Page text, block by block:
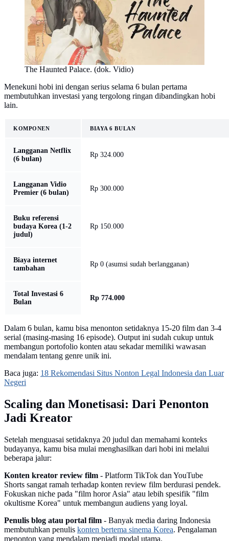
The Haunted Palace. (dok. Vidio)
Menekuni hobi ini dengan serius selama 6 bulan pertama
membutuhkan investasi yang tergolong ringan dibandingkan hobi
lain.
KOMPONEN BIAYA 6 BULAN
Langganan Netflix
(6 bulan)
Rp 324.000
Langganan Vidio
Premier (6 bulan)
Rp 300.000
Buku referensi
budaya Korea (1-2
judul)
Rp 150.000
Biaya internet
tambahan
Rp 0 (asumsi sudah berlangganan)
Total Investasi 6
Bulan
Rp 774.000
Dalam 6 bulan, kamu bisa menonton setidaknya 15-20 film dan 3-4
serial (masing-masing 16 episode). Output ini sudah cukup untuk
membangun portofolio konten atau sekadar memiliki wawasan
mendalam tentang genre unik ini.
Baca juga: 18 Rekomendasi Situs Nonton Legal Indonesia dan Luar
Negeri
Scaling dan Monetisasi: Dari Penonton
Jadi Kreator
Setelah menguasai setidaknya 20 judul dan memahami konteks
budayanya, kamu bisa mulai menghasilkan dari hobi ini melalui
beberapa jalur:
Konten kreator review film - Platform TikTok dan YouTube
Shorts sangat ramah terhadap konten review film berdurasi pendek.
Fokuskan niche pada "film horor Asia" atau lebih spesifik "film
okultisme Korea" untuk membangun audiens yang loyal.
Penulis blog atau portal film - Banyak media daring Indonesia
membutuhkan penulis konten bertema sinema Korea. Pengalaman
menonton yang mendalam menjadi modal utama.